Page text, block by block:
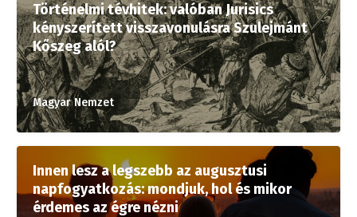
Történelmi tévhitek: valóban Jurisics
kényszerített visszavonulásra Szulejmánt
Kőszeg alól?
Magyar Nemzet
Innen lesz a legszebb az augusztusi
napfogyatkozás: mondjuk, hol és mikor
érdemes az égre nézni